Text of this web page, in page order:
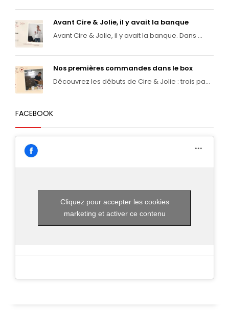
Avant Cire & Jolie, il y avait la banque
Avant Cire & Jolie, il y avait la banque. Dans ...
Nos premières commandes dans le box
Découvrez les débuts de Cire & Jolie : trois pa...
FACEBOOK
Cliquez pour accepter les cookies
marketing et activer ce contenu